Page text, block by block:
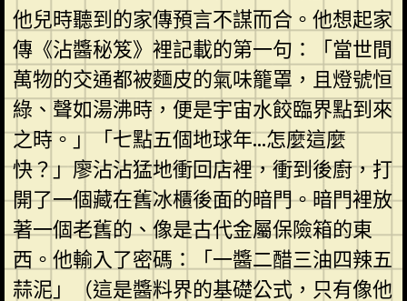
他兒時聽到的家傳預言不謀而合。他想起家
傳《沾醬秘笈》裡記載的第一句：「當世間
萬物的交通都被麵皮的氣味籠罩，且燈號恒
綠、聲如湯沸時，便是宇宙水餃臨界點到來
之時。」「七點五個地球年…怎麼這麼
快？」廖沾沾猛地衝回店裡，衝到後廚，打
開了一個藏在舊冰櫃後面的暗門。暗門裡放
著一個老舊的、像是古代金屬保險箱的東
西。他輸入了密碼：「一醬二醋三油四辣五
蒜泥」（這是醬料界的基礎公式，只有像他